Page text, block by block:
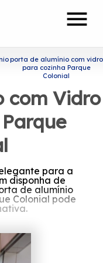
menu
porta de alumínio com vidro
para cozinha Parque
Colonial
com Vidro
para a
disponha de
de alumínio
Colonial pode
porta de
para